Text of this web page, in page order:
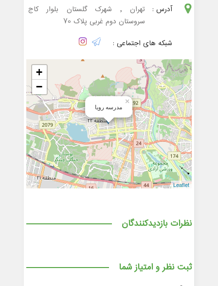
آدرس :
تهران , شهرک گلستان بلوار کاج
سروستان دوم غربی پلاک 70
شبکه های اجتماعی :
مدرسه رویا
×
+
−
Leaflet
نظرات بازدیدکنندگان
ثبت نظر و امتیاز شما